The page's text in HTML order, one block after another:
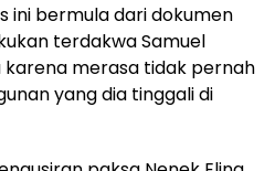
ini bermula dari dokumen
terdakwa Samuel
karena merasa tidak pernah
yang dia tinggali di